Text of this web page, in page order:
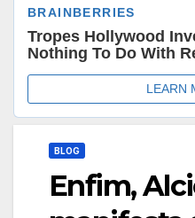
BLOG
Enfim,